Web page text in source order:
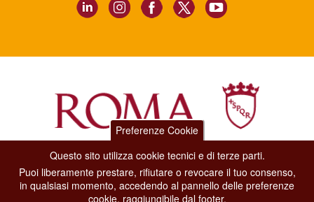
Dipartimento Grandi Eventi, Sport, Turismo e Moda.
Via di San Basilio, 51
00187 Roma
Preferenze Cookie
Questo sito utilizza cookie tecnici e di terze parti.
Puoi liberamente prestare, rifiutare o revocare il tuo consenso,
in qualsiasi momento, accedendo al pannello delle preferenze
cookie, raggiungibile dal footer.